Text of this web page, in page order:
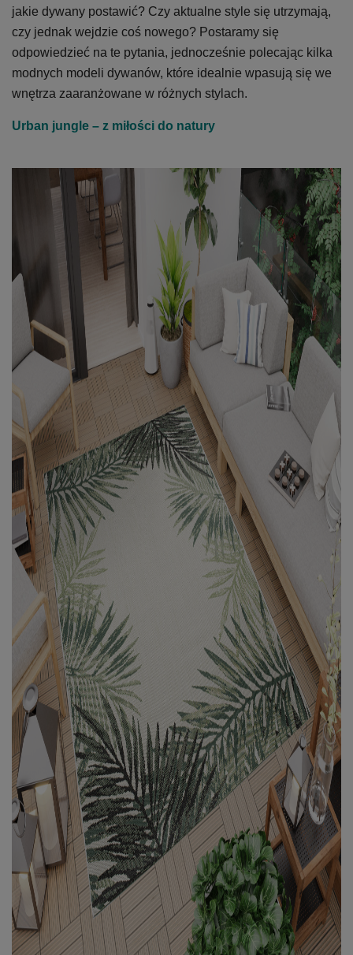
jakie dywany postawić? Czy aktualne style się utrzymają,
czy jednak wejdzie coś nowego? Postaramy się
odpowiedzieć na te pytania, jednocześnie polecając kilka
modnych modeli dywanów, które idealnie wpasują się we
wnętrza zaaranżowane w różnych stylach.
Urban jungle – z miłości do natury